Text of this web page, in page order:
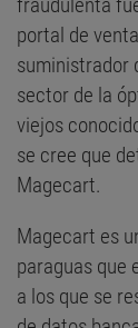
fraudulenta
portal de
suministrador
sector de la
viejos
se cree que
Magecart.
Magecart es
paraguas que
a los que se